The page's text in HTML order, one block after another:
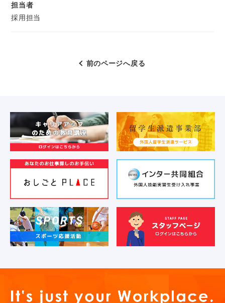
担当者
採用担当
前のページへ戻る